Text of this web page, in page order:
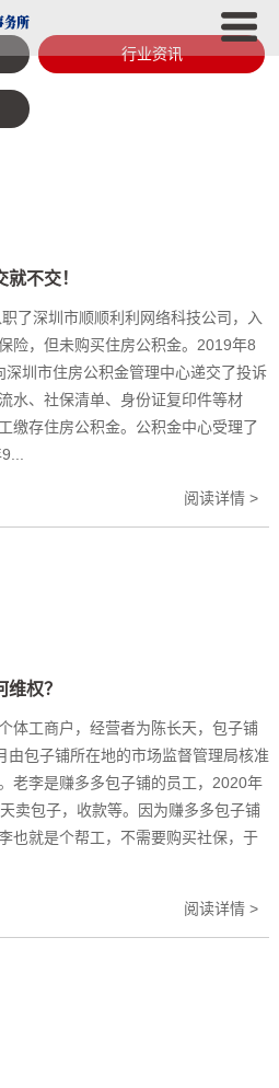
行业资讯
不交！
了深圳市顺顺利利网络科技公司，入
险，但未购买住房公积金。2019年8
深圳市住房公积金管理中心递交了投诉
水、社保清单、身份证复印件等材
缴存住房公积金。公积金中心受理了
阅读详情 >
权？
体工商户，经营者为陈长天，包子铺
包子铺所在地的市场监督管理局核准
老李是赚多多包子铺的员工，2020年
卖包子，收款等。因为赚多多包子铺
也就是个帮工，不需要购买社保，于
阅读详情 >